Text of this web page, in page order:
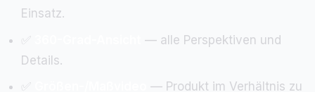
Einsatz.
— alle Perspektiven und
Details.
— Produkt im Verhältnis zu